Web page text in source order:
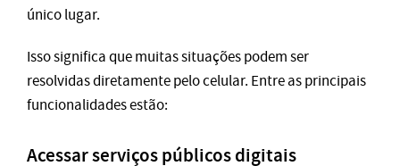
único lugar.
Isso significa que muitas situações podem ser
resolvidas diretamente pelo celular. Entre as principais
funcionalidades estão:
Acessar serviços públicos digitais